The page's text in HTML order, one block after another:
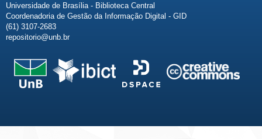
Universidade de Brasília - Biblioteca Central
Coordenadoria de Gestão da Informação Digital - GID
(61) 3107-2683
repositorio@unb.br